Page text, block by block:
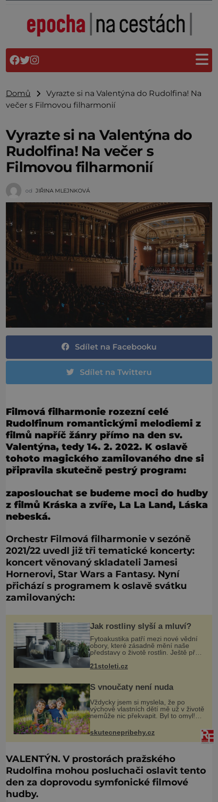
Domů
Vyrazte si na Valentýna do Rudolfina! Na
večer s Filmovou filharmonií
Vyrazte si na Valentýna do
Rudolfina! Na večer s
Filmovou filharmonií
od JIŘINA MLEJNKOVÁ
Sdílet na Facebooku
Sdílet na Twitteru
Filmová filharmonie rozezní celé
Rudolfinum romantickými melodiemi z
filmů napříč žánry přímo na den sv.
Valentýna, tedy 14. 2. 2022. K oslavě
tohoto magického zamilovaného dne si
připravila skutečně pestrý program:
zaposlouchat se budeme moci do hudby
z filmů Kráska a zvíře, La La Land, Láska
nebeská.​
Orchestr Filmová filharmonie v sezóně
2021/22 uvedl již tři tematické koncerty:
koncert věnovaný skladateli Jamesi
Hornerovi, Star Wars a Fantasy. Nyní
přichází s programem k oslavě svátku
zamilovaných:
Jak rostliny slyší a mluví?
Fytoakustika patří mezi nové vědní
obory, které zásadně mění naše
představy o životě rostlin. Ještě před
několika desetiletími byly rostliny
považovány za tiché a pasivní
21stoleti.cz
S vnoučaty není nuda
Vždycky jsem si myslela, že po
výchově vlastních dětí mě už v životě
nemůže nic překvapit. Byl to omyl!
Jenže vnoučata mě přesvědčila o
opaku. Můj syn mi na víkend nechal
na hlídání sedmiletého Tobiáš
skutecnepribehy.cz
VALENTÝN. V prostorách pražského
Rudolfina mohou posluchači oslavit tento
den za doprovodu symfonické filmové
hudby.